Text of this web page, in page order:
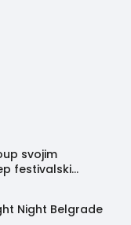
svojim
festivalski
Night Belgrade